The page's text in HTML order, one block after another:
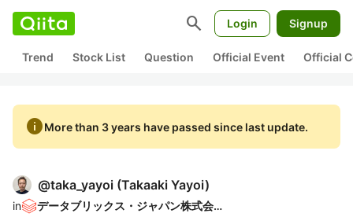
search Login Signup
Trend Stock List Question Official Event Official
infoMore than 3 years have passed since last update.
@taka_yayoi (Takaaki Yayoi)
in データブリックス・ジャパン株式会社